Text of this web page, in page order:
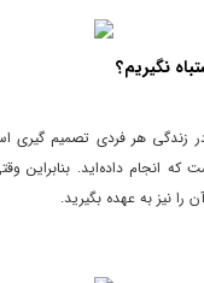
نگیریم؟
زندگی هر فردی تصمیم گیری
که انجام داده‌اید. بنابراین
را نیز به عهده بگیرید.